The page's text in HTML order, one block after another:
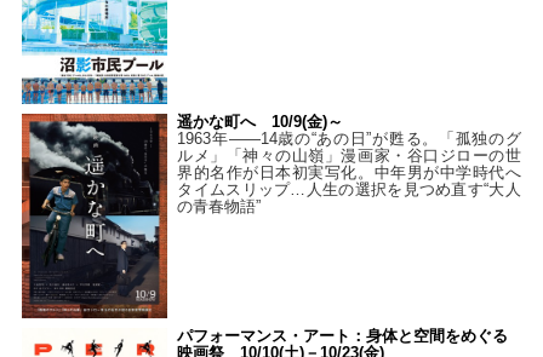
遥かな町へ 10/9(金)～
1963年――14歳の“あの日”が甦る。「孤独のグ
ルメ」「神々の山嶺」漫画家・谷口ジローの世
界的名作が日本初実写化。中年男が中学時代へ
タイムスリップ…人生の選択を見つめ直す“大人
の青春物語”
パフォーマンス・アート：身体と空間をめぐる
映画祭 10/10(土)－10/23(金)